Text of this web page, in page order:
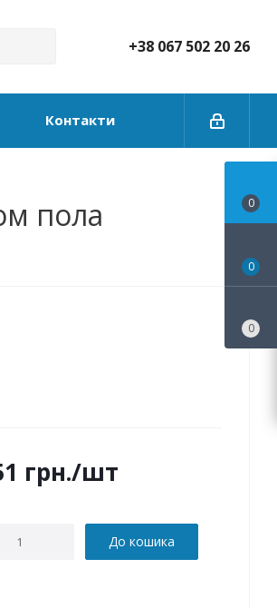
+38 067 502 20 26
Контакти
пола
грн./шт
До кошика
0
0
0